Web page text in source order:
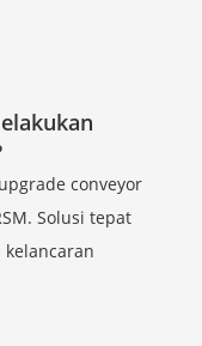
conveyor
Solusi tepat